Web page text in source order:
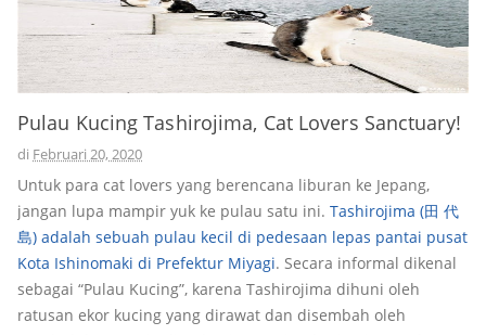
Pulau Kucing Tashirojima, Cat Lovers Sanctuary!
di Februari 20, 2020
Untuk para cat lovers yang berencana liburan ke Jepang,
jangan lupa mampir yuk ke pulau satu ini. Tashirojima (田 代
島) adalah sebuah pulau kecil di pedesaan lepas pantai pusat
Kota Ishinomaki di Prefektur Miyagi. Secara informal dikenal
sebagai “Pulau Kucing”, karena Tashirojima dihuni oleh
ratusan ekor kucing yang dirawat dan disembah oleh